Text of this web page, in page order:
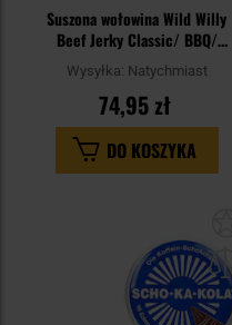
Suszona wołowina Wild Willy
Beef Jerky Classic/ BBQ/
Papryka/Papryka Hot!/Żurawina 5
x 30 g
Wysyłka: Natychmiast
74,95 zł
DO KOSZYKA